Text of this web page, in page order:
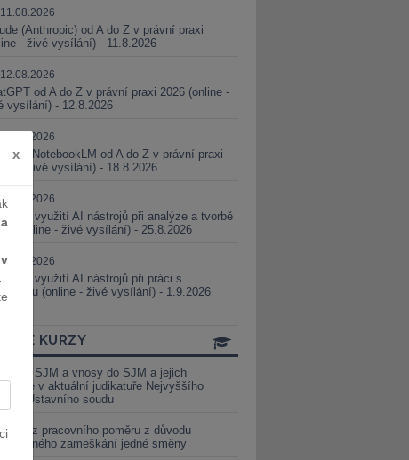
11.08.2026
(Anthropic) od A do Z v právní praxi
- živé vysílání) - 11.8.2026
12.08.2026
od A do Z v právní praxi 2026 (online -
vysílání) - 12.8.2026
18.08.2026
a NotebookLM od A do Z v právní praxi
- živé vysílání) - 18.8.2026
25.08.2026
využití AI nástrojů při analýze a tvorbě
(online - živé vysílání) - 25.8.2026
01.09.2026
využití AI nástrojů při práci s
(online - živé vysílání) - 1.9.2026
KURZY
ze SJM a vnosy do SJM a jejich
v aktuální judikatuře Nejvyššího
a Ústavního soudu
z pracovního poměru z důvodu
zameškání jedné směny
x